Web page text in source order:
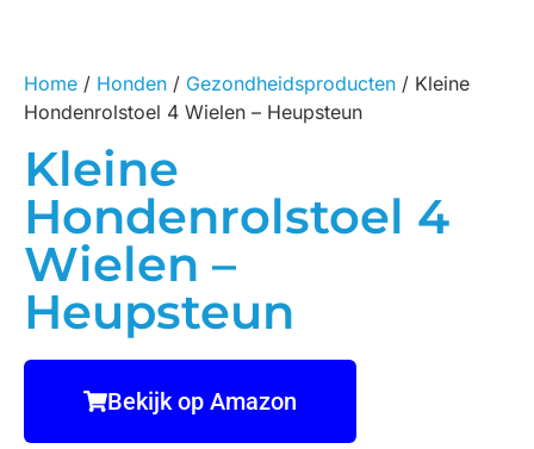
Home / Honden / Gezondheidsproducten / Kleine
Hondenrolstoel 4 Wielen – Heupsteun
Kleine
Hondenrolstoel 4
Wielen –
Heupsteun
Bekijk op Amazon